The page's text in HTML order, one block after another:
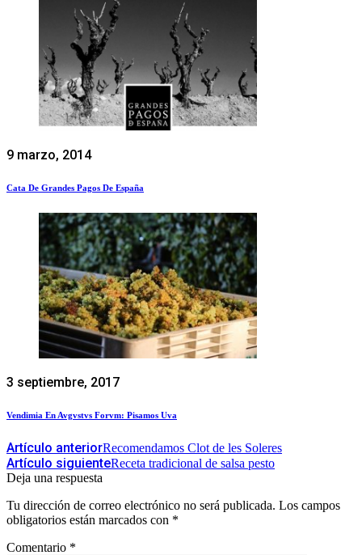
9 marzo, 2014
Cata De Grandes Pagos De España
3 septiembre, 2017
Vendimia En Avgvstvs Forvm: Pisamos Uva
Artículo anteriorRecomendamos Clot de les Soleres
Artículo siguienteReceta tradicional de salsa pesto
Deja una respuesta
Tu dirección de correo electrónico no será publicada. Los campos
obligatorios están marcados con *
Comentario *